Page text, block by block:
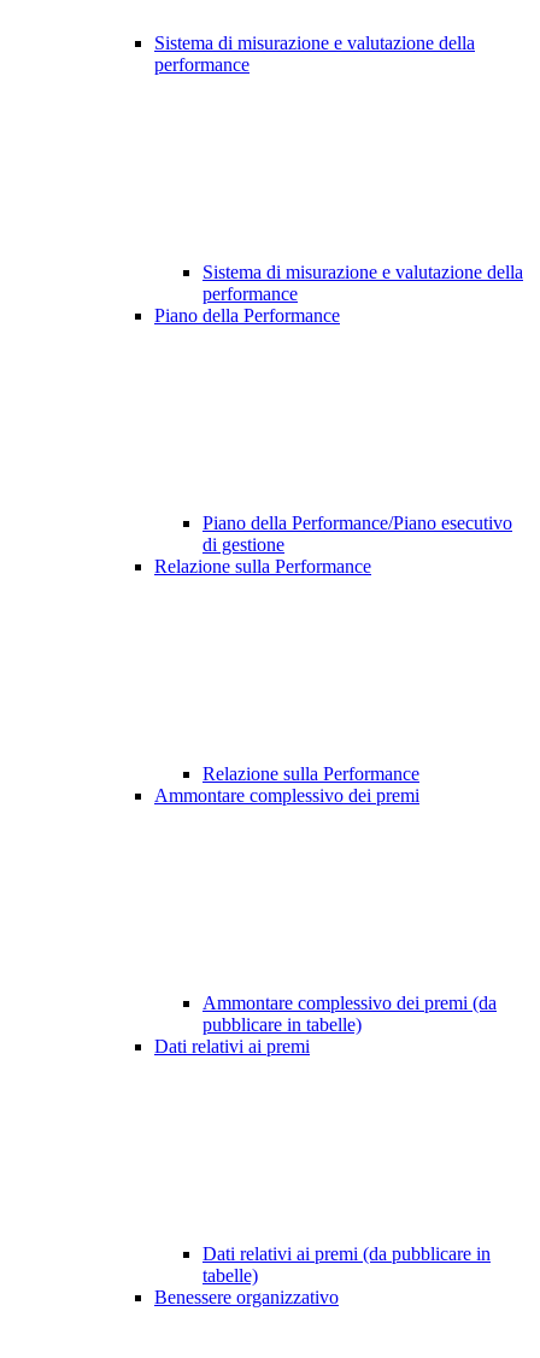
Sistema di misurazione e valutazione della
performance
Sistema di misurazione e valutazione della
performance
Piano della Performance
Piano della Performance/Piano esecutivo
di gestione
Relazione sulla Performance
Relazione sulla Performance
Ammontare complessivo dei premi
Ammontare complessivo dei premi (da
pubblicare in tabelle)
Dati relativi ai premi
Dati relativi ai premi (da pubblicare in
tabelle)
Benessere organizzativo